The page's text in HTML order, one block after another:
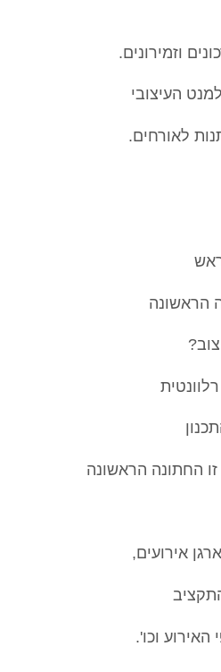
וזמירונים.
העיצובי
לאורחים.
הראשונה
החתונה הראשונה
אירועים,
האירוע וכו'.